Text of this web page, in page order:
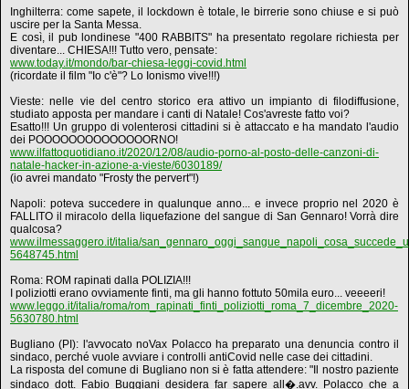
Inghilterra: come sapete, il lockdown è totale, le birrerie sono chiuse e si può
uscire per la Santa Messa.
E così, il pub londinese "400 RABBITS" ha presentato regolare richiesta per
diventare... CHIESA!!! Tutto vero, pensate:
www.today.it/mondo/bar-chiesa-leggi-covid.html
(ricordate il film "Io c'è"? Lo Ionismo vive!!!)
Vieste: nelle vie del centro storico era attivo un impianto di filodiffusione,
studiato apposta per mandare i canti di Natale! Cos'avreste fatto voi?
Esatto!!! Un gruppo di volenterosi cittadini si è attaccato e ha mandato l'audio
dei POOOOOOOOOOOOOORNO!
www.ilfattoquotidiano.it/2020/12/08/audio-porno-al-posto-delle-canzoni-di-
natale-hacker-in-azione-a-vieste/6030189/
(io avrei mandato "Frosty the pervert"!)
Napoli: poteva succedere in qualunque anno... e invece proprio nel 2020 è
FALLITO il miracolo della liquefazione del sangue di San Gennaro! Vorrà dire
qualcosa?
www.ilmessaggero.it/italia/
5648745.html
Roma: ROM rapinati dalla POLIZIA!!!
I poliziotti erano ovviamente finti, ma gli hanno fottuto 50mila euro... veeeeri!
www.leggo.it/italia/roma/rom_rapinati_finti_poliziotti_roma_7_dicembre_2020-
5630780.html
Bugliano (PI): l'avvocato noVax Polacco ha preparato una denuncia contro il
sindaco, perché vuole avviare i controlli antiCovid nelle case dei cittadini.
La risposta del comune di Bugliano non si è fatta attendere: "Il nostro paziente
sindaco dott. Fabio Buggiani desidera far sapere all�.avv. Polacco che a